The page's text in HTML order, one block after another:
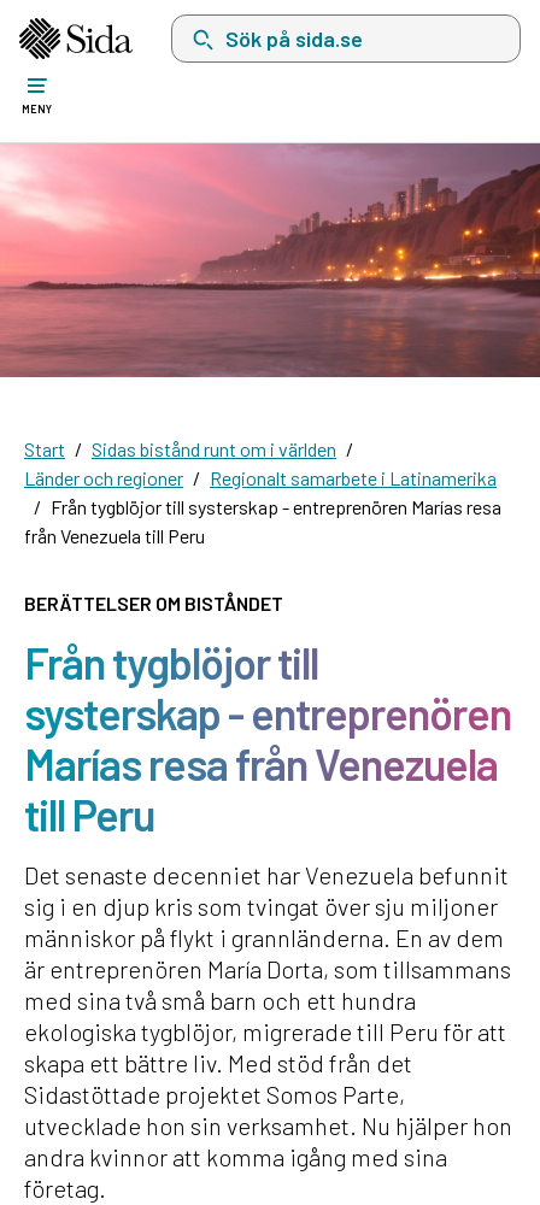
Sök på sida.se, sökförslag kommer att visas
MENY
Start
Sidas bistånd runt om i världen
Länder och regioner
Regionalt samarbete i Latinamerika
Från tygblöjor till systerskap - entreprenören Marías resa
från Venezuela till Peru
BERÄTTELSER OM BISTÅNDET
Från tygblöjor till
systerskap - entreprenören
Marías resa från Venezuela
till Peru
Det senaste decenniet har Venezuela befunnit
sig i en djup kris som tvingat över sju miljoner
människor på flykt i grannländerna. En av dem
är entreprenören María Dorta, som tillsammans
med sina två små barn och ett hundra
ekologiska tygblöjor, migrerade till Peru för att
skapa ett bättre liv. Med stöd från det
Sidastöttade projektet Somos Parte,
utvecklade hon sin verksamhet. Nu hjälper hon
andra kvinnor att komma igång med sina
företag.